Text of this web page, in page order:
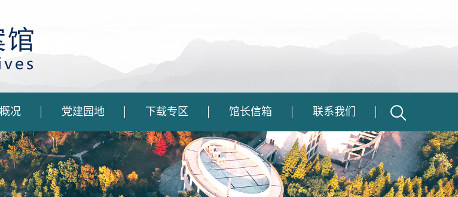
况 党建园地 下载专区 馆长信箱 联系我们